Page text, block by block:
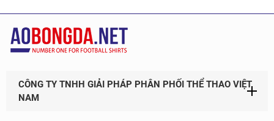
CÔNG TY TNHH GIẢI PHÁP PHÂN PHỐI THỂ THAO VIỆT
NAM